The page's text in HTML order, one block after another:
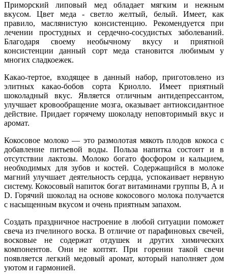
Приморский липовый мед обладает мягким и нежным
вкусом. Цвет меда - светло желтый, белый. Имеет, как
правило, маслянистую консистенцию. Рекомендуется при
лечении простудных и сердечно-сосудистых заболеваний.
Благодаря своему необычному вкусу и приятной
консистенции данный сорт меда становится любимым у
многих сладкоежек.
Какао-тертое, входящее в данный набор, приготовлено из
элитных какао-бобов сорта Криолло. Имеет приятный
шоколадный вкус. Является отличным антидепрессантом,
улучшает кровообращение мозга, оказывает антиоксидантное
действие. Придает горячему шоколаду неповторимый вкус и
аромат.
Кокосовое молоко — это размолотая мякоть плодов кокоса с
добавление питьевой воды. Польза напитка состоит и в
отсутствии лактозы. Молоко богато фосфором и кальцием,
необходимых для зубов и костей. Содержащийся в молоке
магний улучшает деятельность сердца, успокаивает нервную
систему. Кокосовый напиток богат витаминами группы В, А и
D. Горячий шоколад на основе кокосового молока получается
с насыщенным вкусом и очень приятным запахом.
Создать праздничное настроение в любой ситуации поможет
свеча из пчелиного воска. В отличие от парафиновых свечей,
восковые не содержат отдушек и других химических
компонентов. Они не коптят. При горении такой свечи
появляется легкий медовый аромат, который наполняет дом
уютом и гармонией.